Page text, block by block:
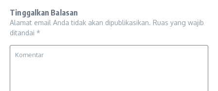
Tinggalkan Balasan
Alamat email Anda tidak akan dipublikasikan. Ruas yang wajib
ditandai *